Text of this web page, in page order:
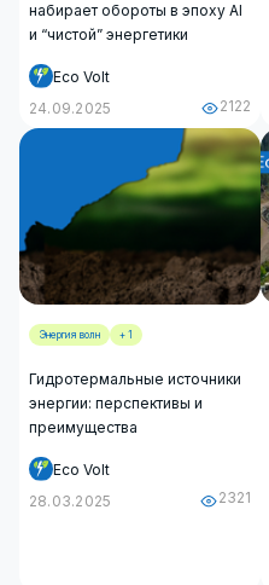
набирает обороты в эпоху AI
и “чистой” энергетики
Eco Volt
24.09.2025
2122
Энергия волн + 1
Гидротермальные источники
энергии: перспективы и
преимущества
Eco Volt
28.03.2025
2321